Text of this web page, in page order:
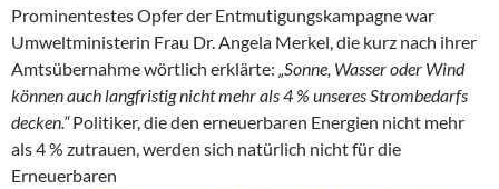
Prominentestes Opfer der Entmutigungskampagne war
Umweltministerin Frau Dr. Angela Merkel, die kurz nach ihrer
Amtsübernahme wörtlich erklärte: „Sonne, Wasser oder Wind
können auch langfristig nicht mehr als 4 % unseres Strombedarfs
decken.“Politiker, die den erneuerbaren Energien nicht mehr
als 4 % zutrauen, werden sich natürlich nicht für die
Erneuerbaren